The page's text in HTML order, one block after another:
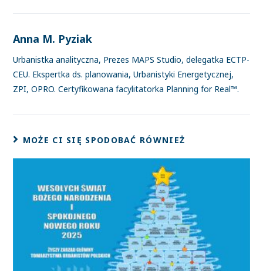
Anna M. Pyziak
Urbanistka analityczna, Prezes MAPS Studio, delegatka ECTP-
CEU. Ekspertka ds. planowania, Urbanistyki Energetycznej,
ZPI, OPRO. Certyfikowana facylitatorka Planning for Real™.
MOŻE CI SIĘ SPODOBAĆ RÓWNIEŻ